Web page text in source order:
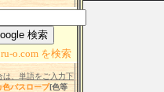
o.com を検索
、単語をご入力下
色バスローブ[色等